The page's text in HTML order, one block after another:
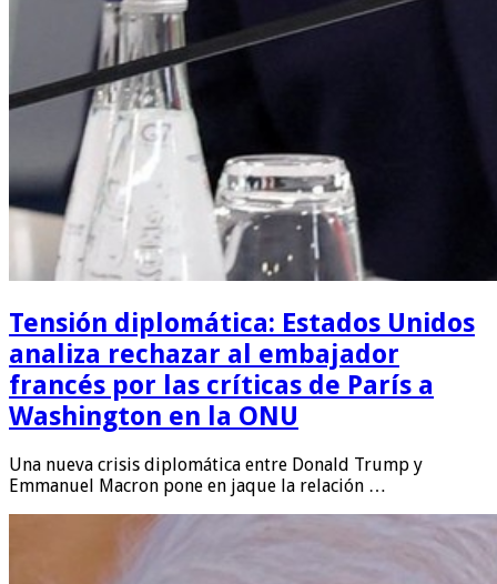
Tensión diplomática: Estados Unidos
analiza rechazar al embajador
francés por las críticas de París a
Washington en la ONU
Una nueva crisis diplomática entre Donald Trump y
Emmanuel Macron pone en jaque la relación …